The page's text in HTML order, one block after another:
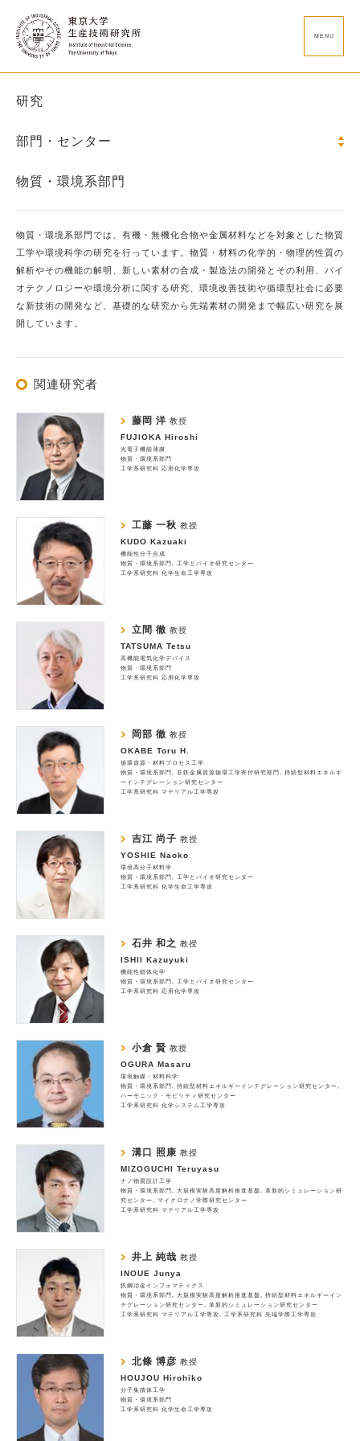
MENU
研究
部門・センター
物質・環境系部門
物質・環境系部門では、有機・無機化合物や金属材料などを対象とした物質
工学や環境科学の研究を行っています。物質・材料の化学的・物理的性質の
解析やその機能の解明、新しい素材の合成・製造法の開発とその利用、バイ
オテクノロジーや環境分析に関する研究、環境改善技術や循環型社会に必要
な新技術の開発など、基礎的な研究から先端素材の開発まで幅広い研究を展
開しています。
関連研究者
藤岡 洋 教授
FUJIOKA Hiroshi
光電子機能薄膜
物質・環境系部門
工学系研究科 応用化学専攻
工藤 一秋 教授
KUDO Kazuaki
機能性分子合成
物質・環境系部門
工学とバイオ研究センター
工学系研究科 化学生命工学専攻
立間 徹 教授
TATSUMA Tetsu
高機能電気化学デバイス
物質・環境系部門
工学系研究科 応用化学専攻
岡部 徹 教授
OKABE Toru H.
循環資源・材料プロセス工学
物質・環境系部門
非鉄金属資源循環工学寄付研究部門
持続型材料エネルギ
ーインテグレーション研究センター
工学系研究科 マテリアル工学専攻
吉江 尚子 教授
YOSHIE Naoko
環境高分子材料学
物質・環境系部門
工学とバイオ研究センター
工学系研究科 化学生命工学専攻
石井 和之 教授
ISHII Kazuyuki
機能性錯体化学
物質・環境系部門
工学とバイオ研究センター
工学系研究科 応用化学専攻
小倉 賢 教授
OGURA Masaru
環境触媒・材料科学
物質・環境系部門
持続型材料エネルギーインテグレーション研究センター
ハーモニック・モビリティ研究センター
工学系研究科 化学システム工学専攻
溝口 照康 教授
MIZOGUCHI Teruyasu
ナノ物質設計工学
物質・環境系部門
大規模実験高度解析推進基盤
革新的シミュレーション研
究センター
マイクロナノ学際研究センター
工学系研究科 マテリアル工学専攻
井上 純哉 教授
INOUE Junya
鉄鋼冶金インフォマティクス
物質・環境系部門
大規模実験高度解析推進基盤
持続型材料エネルギーイン
テグレーション研究センター
革新的シミュレーション研究センター
工学系研究科 マテリアル工学専攻
工学系研究科 先端学際工学専攻
北條 博彦 教授
HOUJOU Hirohiko
分子集積体工学
物質・環境系部門
工学系研究科 化学生命工学専攻